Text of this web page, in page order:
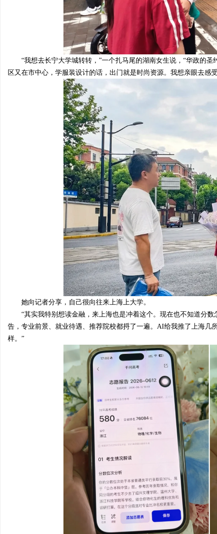
“我想去长宁大学城转转，”一个扎马尾的湖南女生说，“华政的圣
区又在市中心，学服装设计的话，出门就是时尚资源。我想亲眼去感
她向记者分享， 自己很向往来上海上大学。
“其实我特别想读金融，来上海也是冲着这个。 现在也不知道分数
告 ， 专业前景、就业待遇、推荐院校都捋了一遍。AI给我推了上海几
样。”